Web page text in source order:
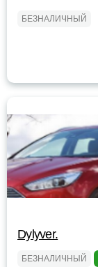
БЕЗНАЛИЧНЫЙ
Dylyver.
БЕЗНАЛИЧНЫЙ